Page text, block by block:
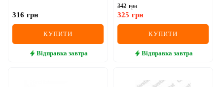
316 грн
КУПИТИ
Відправка завтра
342 грн
325 грн
КУПИТИ
Відправка завтра